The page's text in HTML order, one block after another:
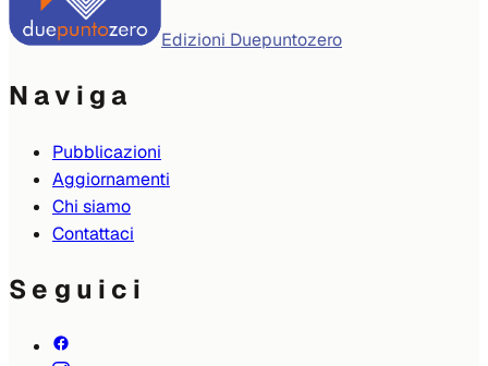
Edizioni Duepuntozero
Naviga
Pubblicazioni
Aggiornamenti
Chi siamo
Contattaci
Seguici